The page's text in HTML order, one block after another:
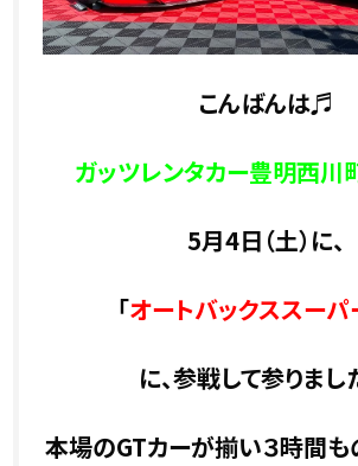
こんばんは♬
ガッツレンタカー豊明西川
5月4日（土）に、
「オートバックススーパ
に、参戦して参りま
本場のGTカーが揃い３時間